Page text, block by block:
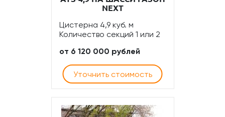
NEXT
Цистерна 4,9 куб. м
Количество секций 1 или 2
от 6 120 000 рублей
Уточнить стоимость